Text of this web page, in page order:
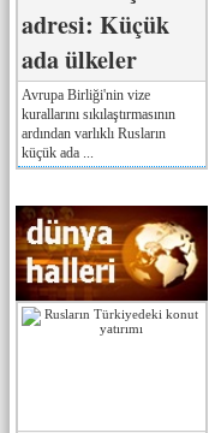
adresi: Küçük
ada ülkeler
Avrupa Birliği'nin vize
kurallarını sıkılaştırmasının
ardından varlıklı Rusların
küçük ada ...